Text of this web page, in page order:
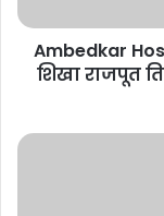
Ambedkar
शिखा राजपूत